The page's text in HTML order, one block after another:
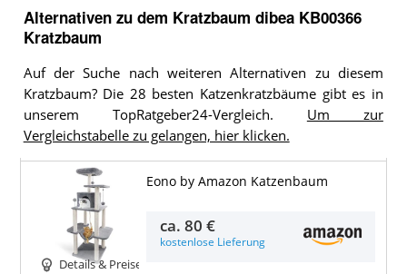
Alternativen zu dem Kratzbaum dibea KB00366
Kratzbaum
Auf der Suche nach weiteren Alternativen zu diesem
Kratzbaum? Die 28 besten Katzenkratzbäume gibt es in
unserem TopRatgeber24-Vergleich. Um zur
Vergleichstabelle zu gelangen, hier klicken.
Details & Preise
Eono by Amazon Katzenbaum
ca.80 €
kostenlose Lieferung